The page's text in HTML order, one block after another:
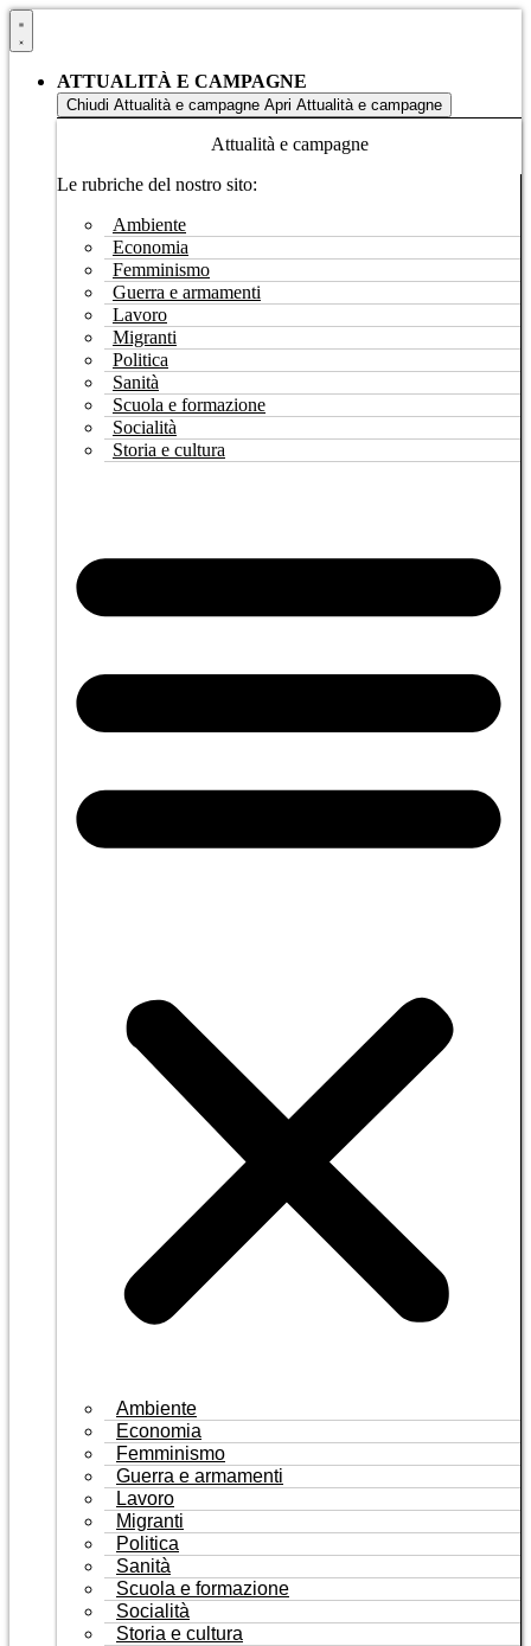
Vai
al
ATTUALITÀ E CAMPAGNE
Chiudi Attualità e campagne Apri Attualità e campagne
Attualità e campagne
Le rubriche del nostro sito:
Ambiente
Economia
Femminismo
Guerra e armamenti
Lavoro
Migranti
Politica
Sanità
Scuola e formazione
Socialità
Storia e cultura
Ambiente
Economia
Femminismo
Guerra e armamenti
Lavoro
Migranti
Politica
Sanità
Scuola e formazione
Socialità
Storia e cultura